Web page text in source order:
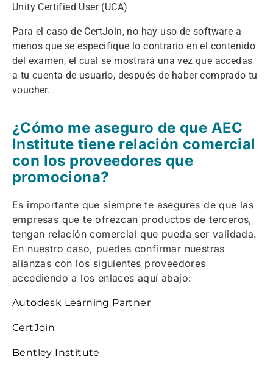
Unity Certified User (UCA)
Para el caso de CertJoin, no hay uso de software a
menos que se especifique lo contrario en el contenido
del examen, el cual se mostrará una vez que accedas
a tu cuenta de usuario, después de haber comprado tu
voucher.
¿Cómo me aseguro de que AEC
Institute tiene relación comercial
con los proveedores que
promociona?
Es importante que siempre te asegures de que las
empresas que te ofrezcan productos de terceros,
tengan relación comercial que pueda ser validada.
En nuestro caso, puedes confirmar nuestras
alianzas con los siguientes proveedores
accediendo a los enlaces aquí abajo:
Autodesk Learning Partner
CertJoin
Bentley Institute